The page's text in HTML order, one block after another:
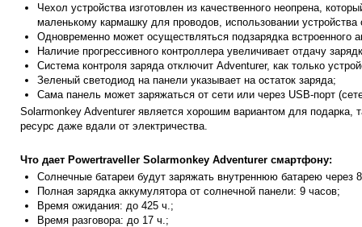
Чехол устройства изготовлен из качественного неопрена,
маленькому кармашку для проводов, использовании устройства
Одновременно может осуществляться подзарядка встроенного
Наличие прогрессивного контроллера увеличивает отдачу
Система контроля заряда отключит Adventurer, как только
Зеленый светодиод на панели указывает на остаток заряда;
Сама панель может заряжаться от сети или через USB-порт
Solarmonkey Adventurer является хорошим вариантом для подарка,
ресурс даже вдали от электричества.
Что дает Powertraveller Solarmonkey Adventurer смартфону:
Солнечные батареи будут заряжать внутреннюю батарею через
Полная зарядка аккумулятора от солнечной панели: 9 часов;
Время ожидания: до 425 ч.;
Время разговора: до 17 ч.;